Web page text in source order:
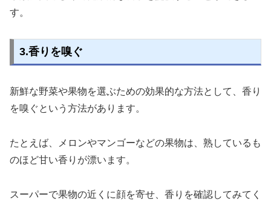
す。
3.香りを嗅ぐ
新鮮な野菜や果物を選ぶための効果的な方法として、香り
を嗅ぐという方法があります。
たとえば、メロンやマンゴーなどの果物は、熟しているも
のほど甘い香りが漂います。
スーパーで果物の近くに顔を寄せ、香りを確認してみてく